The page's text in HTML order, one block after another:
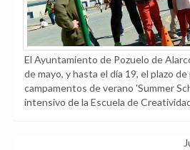
El Ayuntamiento de Pozuelo de
de mayo, y hasta el día 19, el plazo
campamentos de verano 'Summer
intensivo de la Escuela de